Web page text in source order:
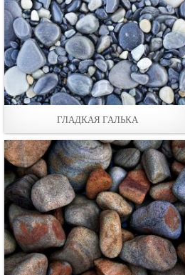
ГЛАДКАЯ ГАЛЬКА